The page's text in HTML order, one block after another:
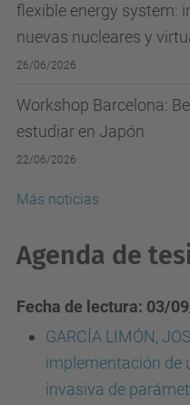
flexible energy system:
nuevas nucleares y
26/06/2026
Workshop Barcelona:
estudiar en Japón
22/06/2026
Más noticias
Agenda de
Fecha de lectura: 03/
GARCÍA LIMÓN,
implementación de
invasiva de